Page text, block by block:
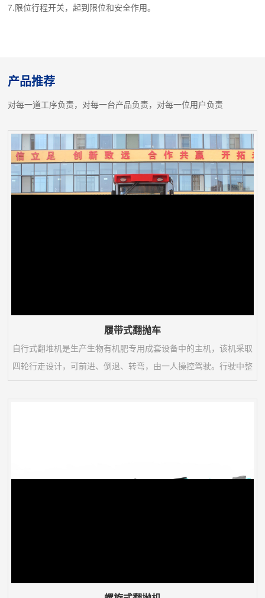
7.限位行程开关，起到限位和安全作用。
产品推荐
对每一道工序负责，对每一台产品负责，对每一位用户负责
履带式翻抛车
自行式翻堆机是生产生物有机肥专用成套设备中的主机，该机采取
四轮行走设计，可前进、倒退、转弯，由一人操控驾驶。行驶中整
基原料实施翻拌、蓬松、移堆，车过之后篡成新的条形垛堆。即可